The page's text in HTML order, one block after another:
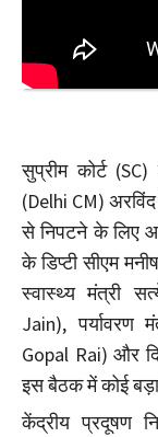
सुप्रीम कोर्ट
(Delhi CM)
से निपटने के लिए
के डिप्टी सीएम
स्वास्थ्य मंत्री
Jain), पर्यावरण
Gopal Rai) और
इस बैठक में कोई
केंद्रीय प्रदूषण